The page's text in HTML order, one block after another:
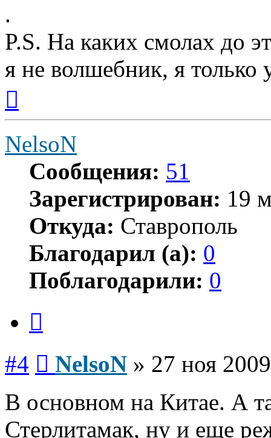
.
P.S. На каких смолах до
я не волшебник, я только
началу
NelsoN
Сообщения: 51
Зарегистрирован: 19
Откуда: Ставрополь
Благодарил (а): 0
Поблагодарили: 0
#4 NelsoN » 27 ноя
В основном на Китае. А
Стерлитамак, ну и еще